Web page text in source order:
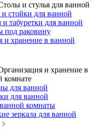
и стулья для ванной
стойки для ванной
и табуретки для ванной
под раковину
и хранение в ванной
и хранение в
комнате
для ванной
для ванной
комнаты
зеркала для ванной